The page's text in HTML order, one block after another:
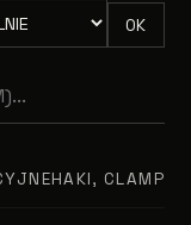
OK
HAKI, CLAMPY,